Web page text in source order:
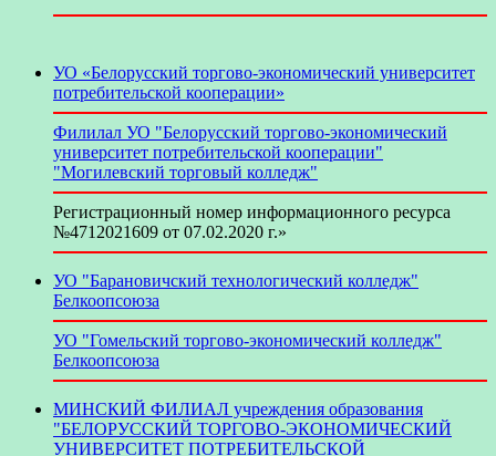
УО «Белорусский торгово-экономический университет
потребительской кооперации»
Филилал УО "Белорусский торгово-экономический
университет потребительской кооперации"
"Могилевский торговый колледж"
Регистрационный номер информационного ресурса
№4712021609 от 07.02.2020 г.»
УО "Барановичский технологический колледж"
Белкоопсоюза
УО "Гомельский торгово-экономический колледж"
Белкоопсоюза
МИНСКИЙ ФИЛИАЛ учреждения образования
"БЕЛОРУССКИЙ ТОРГОВО-ЭКОНОМИЧЕСКИЙ
УНИВЕРСИТЕТ ПОТРЕБИТЕЛЬСКОЙ